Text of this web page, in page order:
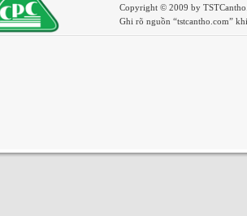
Copyright © 2009 by
Ghi rõ nguồn “tstcantho.com”